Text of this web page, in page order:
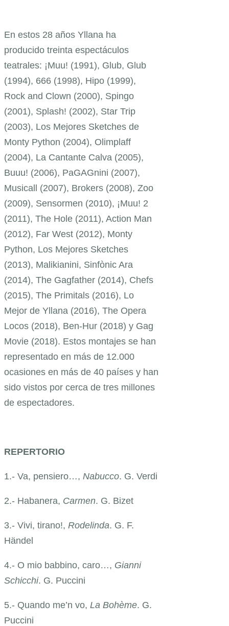
En estos 28 años Yllana ha
producido treinta espectáculos
teatrales: ¡Muu! (1991), Glub, Glub
(1994), 666 (1998), Hipo (1999),
Rock and Clown (2000), Spingo
(2001), Splash! (2002), Star Trip
(2003), Los Mejores Sketches de
Monty Python (2004), Olimplaff
(2004), La Cantante Calva (2005),
Buuu! (2006), PaGAGnini (2007),
Musicall (2007), Brokers (2008), Zoo
(2009), Sensormen (2010), ¡Muu! 2
(2011), The Hole (2011), Action Man
(2012), Far West (2012), Monty
Python, Los Mejores Sketches
(2013), Malikianini, Sinfònic Ara
(2014), The Gagfather (2014), Chefs
(2015), The Primitals (2016), Lo
Mejor de Yllana (2016), The Opera
Locos (2018), Ben-Hur (2018) y Gag
Movie (2018). Estos montajes se han
representado en más de 12.000
ocasiones en más de 40 países y han
sido vistos por cerca de tres millones
de espectadores.
REPERTORIO
1.- Va, pensiero…, Nabucco. G. Verdi
2.- Habanera, Carmen. G. Bizet
3.- Vivi, tirano!, Rodelinda. G. F.
Händel
4.- O mio babbino, caro…, Gianni
Schicchi. G. Puccini
5.- Quando me’n vo, La Bohème. G.
Puccini